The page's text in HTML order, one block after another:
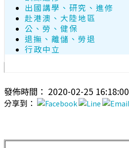
出國講學、研究、進修
赴港澳、大陸地區
公、勞、健保
退撫、離儲、勞退
行政中立
發佈時間： 2020-02-25 16:18:00
分享到：